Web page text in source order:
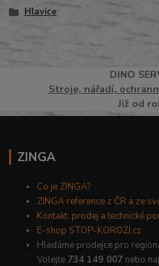
Hlavice
DINO
Stroje, nářadí,
Již od
ZINGA
Co je ZINGA?
ZINGA reference z ČR a ze
Kontakt: prodej a technické
E-shop STOP-KOROZI.cz
Hledáme prodejce pro
Volejte 734 149 007 nebo